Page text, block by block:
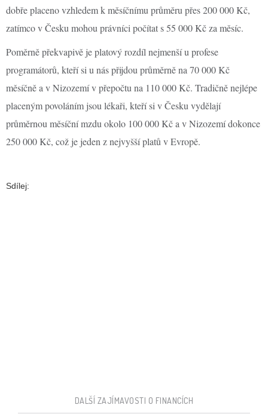
dobře placeno vzhledem k měsíčnímu průměru přes 200 000 Kč,
zatímco v Česku mohou právníci počítat s 55 000 Kč za měsíc.
Poměrně překvapivě je platový rozdíl nejmenší u profese
programátorů, kteří si u nás přijdou průměrně na 70 000 Kč
měsíčně a v Nizozemí v přepočtu na 110 000 Kč. Tradičně nejlépe
placeným povoláním jsou lékaři, kteří si v Česku vydělají
průměrnou měsíční mzdu okolo 100 000 Kč a v Nizozemí dokonce
250 000 Kč, což je jeden z nejvyšší platů v Evropě.
Sdílej:
DALŠÍ ZAJÍMAVOSTI O FINANCÍCH